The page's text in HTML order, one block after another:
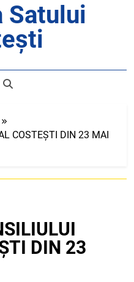
Satului
COSTEȘTI DIN 23 MAI
DIN 23